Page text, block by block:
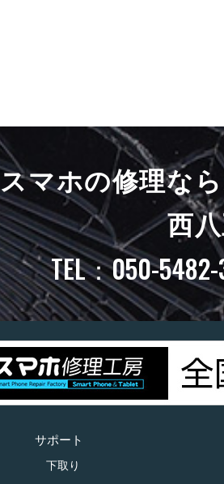
スマホの修理な
西
TEL：050-5482-
サポート
下取り